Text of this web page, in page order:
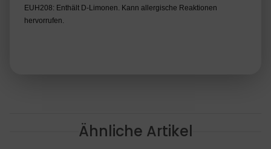
EUH208: Enthält D-Limonen. Kann allergische Reaktionen
hervorrufen.
Ähnliche Artikel